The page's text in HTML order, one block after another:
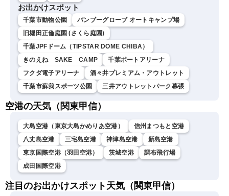
お出かけスポット
千葉市動物公園
バンブーグローブ オートキャンプ場
旧堀田正倫庭園 (さくら庭園)
千葉JPFドーム（TIPSTAR DOME CHIBA）
きのえね SAKE CAMP
千葉ポートアリーナ
フクダ電子アリーナ
酒々井プレミアム・アウトレット
千葉市蘇我スポーツ公園
三井アウトレットパーク幕張
空港の天気（関東甲信）
大島空港（東京大島かめりあ空港）
信州まつもと空港
八丈島空港
三宅島空港 神津島空港
新島空港
東京国際空港（羽田空港）
茨城空港
調布飛行場
成田国際空港
注目のお出かけスポット天気（関東甲信）